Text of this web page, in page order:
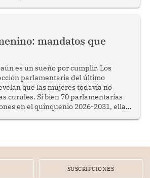
mandatos que
es un sueño por cumplir. Los
parlamentaria del último
que las mujeres todavía no
curules. Si bien 70 parlamentarias
en el quinquenio 2026-2031, ellas
SUSCRIPCIONES